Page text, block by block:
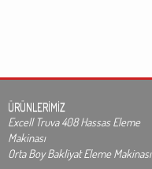
ÜRÜNLERİMİZ
Excell Truva 408 Hassas Eleme
Makinası
Orta Boy Bakliyat Eleme Makinası